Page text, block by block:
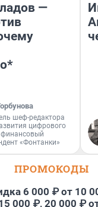
—
шеф-редактора
цифрового
финансовый
«Фонтанки»
ПРОМОКОДЫ
6 000 ₽ от 10
000 ₽, 20 000 ₽